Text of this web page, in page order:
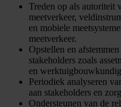
Treden op als autoriteit
meetverkeer,
en mobiele
meetverkeer.
Opstellen en
stakeholders zoals
en
Periodiek analyseren
aan stakeholders en
Ondersteunen van de